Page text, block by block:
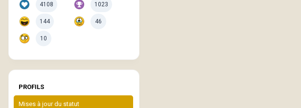
4108 1023
144 46
10
PROFILS
Mises à jour du statut